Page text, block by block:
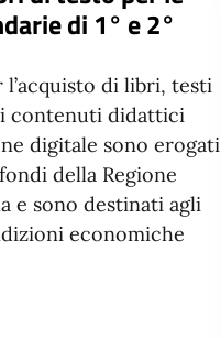
di 1° e 2°
di libri, testi
contenuti didattici
digitale sono erogati
della Regione
e sono destinati agli
economiche